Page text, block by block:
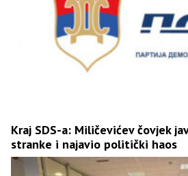
Kraj SDS-a: Miličevićev čovjek
stranke i najavio politički haos